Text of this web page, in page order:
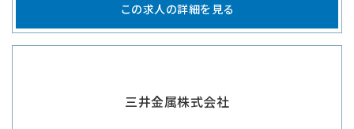
この求人の詳細を見る
三井金属株式会社